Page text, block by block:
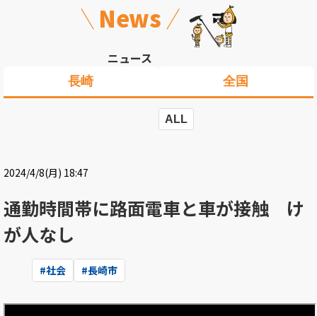
News
ニュース
長崎 全国
ALL
2024/4/8(月) 18:47
通勤時間帯に路面電車と車が接触 け
が人なし
#社会 #長崎市